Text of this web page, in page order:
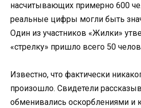
насчитывающих примерно 600
реальные цифры могли быть
Один из участников «Жилки»
«стрелку» пришло всего 50
Известно, что фактически
произошло. Свидетели
обменивались оскорблениями и